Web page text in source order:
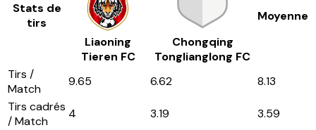
Stats de
tirs
Liaoning
Tieren FC
Chongqing
Tonglianglong FC
Moyenne
Tirs /
Match
9.65 6.62
8.13
Tirs cadrés
/ Match
4 3.19
3.59